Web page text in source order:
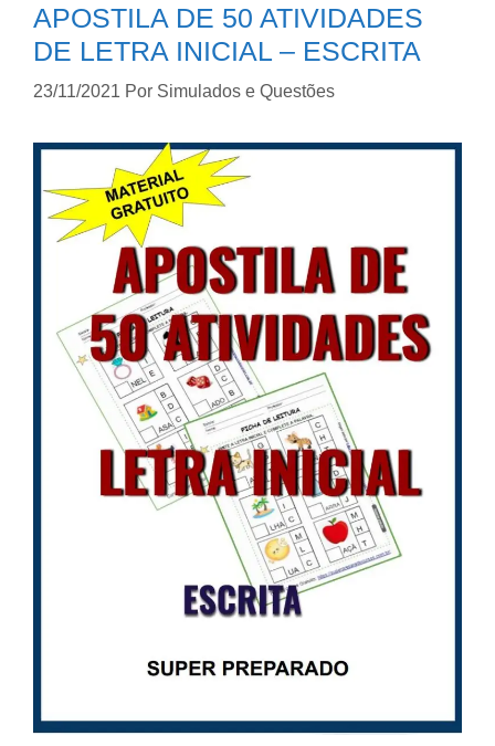
APOSTILA DE 50 ATIVIDADES
DE LETRA INICIAL – ESCRITA
23/11/2021 Por Simulados e Questões